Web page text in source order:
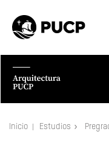
Inicio Estudios